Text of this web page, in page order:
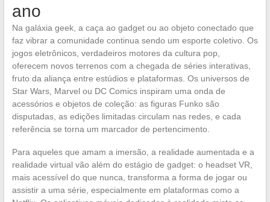
ano
Na galáxia geek, a caça ao gadget ou ao objeto conectado que
faz vibrar a comunidade continua sendo um esporte coletivo. Os
jogos eletrônicos, verdadeiros motores da cultura pop,
oferecem novos terrenos com a chegada de séries interativas,
fruto da aliança entre estúdios e plataformas. Os universos de
Star Wars, Marvel ou DC Comics inspiram uma onda de
acessórios e objetos de coleção: as figuras Funko são
disputadas, as edições limitadas circulam nas redes, e cada
referência se torna um marcador de pertencimento.
Para aqueles que amam a imersão, a realidade aumentada e a
realidade virtual vão além do estágio de gadget: o headset VR,
mais acessível do que nunca, transforma a forma de jogar ou
assistir a uma série, especialmente em plataformas como a